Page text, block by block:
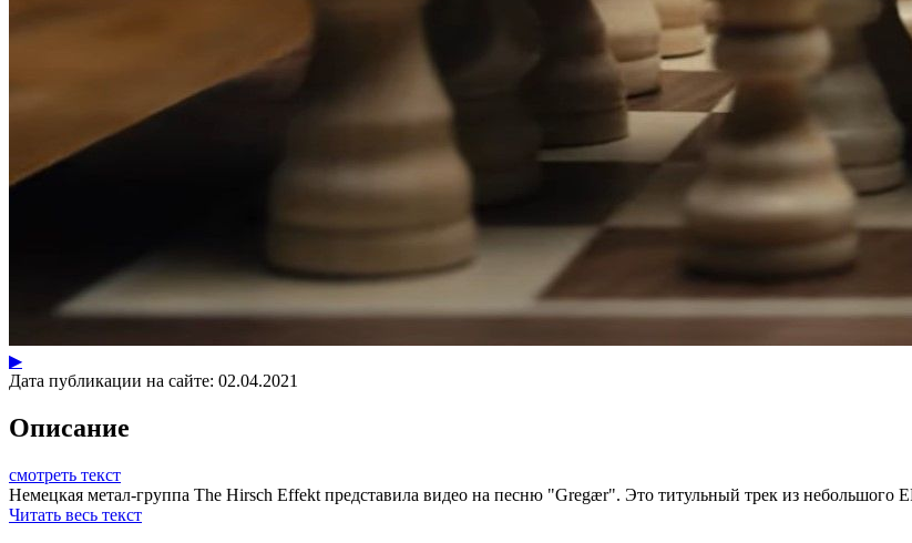
▶
Дата публикации на сайте: 02.04.2021
Описание
смотреть текст
Немецкая метал-группа The Hirsch Effekt представила видео на песню "Gregær". Это титульный трек из небольшого
Читать весь текст